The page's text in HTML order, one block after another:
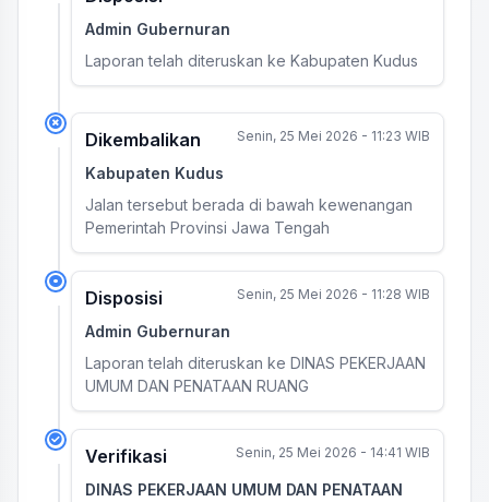
Admin Gubernuran
Laporan telah diteruskan ke Kabupaten Kudus
Dikembalikan Senin, 25 Mei 2026 - 11:23 WIB
Kabupaten Kudus
Jalan tersebut berada di bawah kewenangan
Pemerintah Provinsi Jawa Tengah
Disposisi Senin, 25 Mei 2026 - 11:28 WIB
Admin Gubernuran
Laporan telah diteruskan ke DINAS PEKERJAAN
UMUM DAN PENATAAN RUANG
Verifikasi Senin, 25 Mei 2026 - 14:41 WIB
DINAS PEKERJAAN UMUM DAN PENATAAN